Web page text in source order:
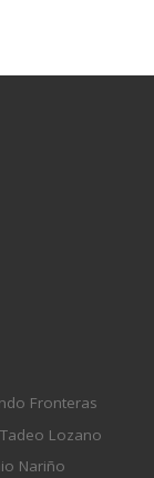
Fronteras
Lozano
Nariño